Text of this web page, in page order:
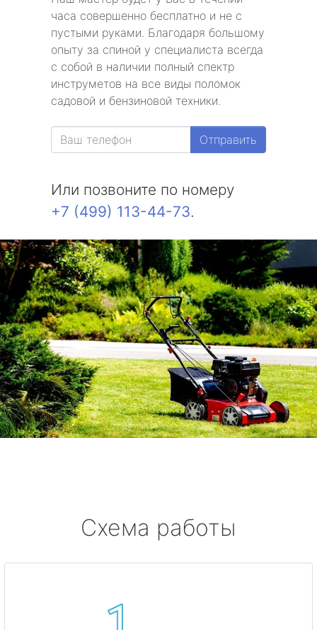
часа совершенно бесплатно и не с
пустыми руками. Благодаря большому
опыту за спиной у специалиста всегда
с собой в наличии полный спектр
инструметов на все виды поломок
садовой и бензиновой техники.
Отправить
Или позвоните по номеру
+7 (499) 113-44-73.
Схема работы